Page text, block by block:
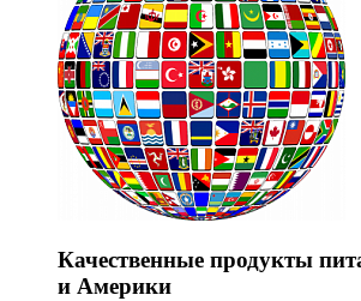
Качественные продукты
и Америки